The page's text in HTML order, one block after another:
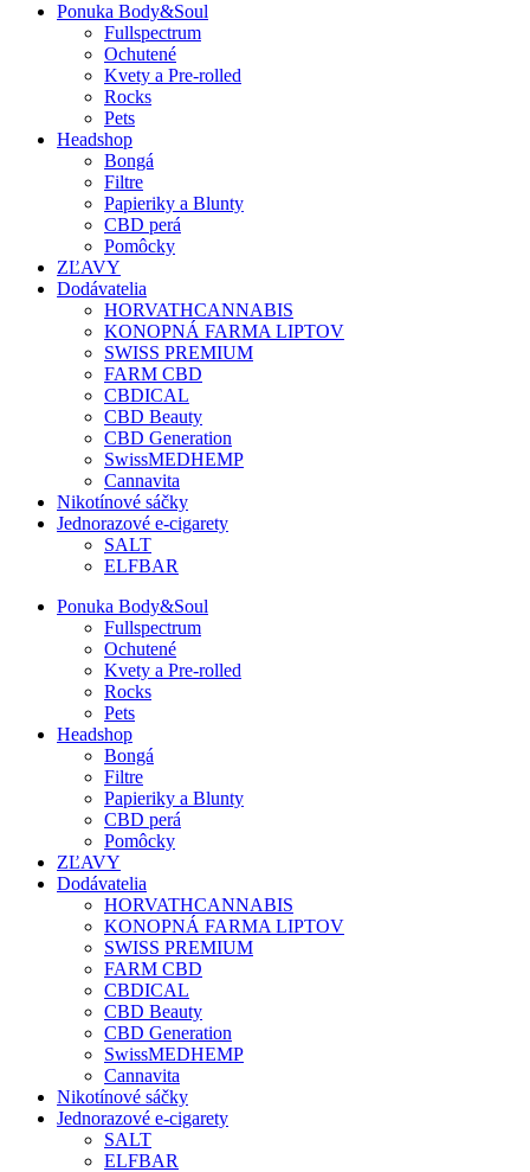
Ponuka Body&Soul
Fullspectrum
Ochutené
Kvety a Pre-rolled
Rocks
Pets
Headshop
Bongá
Filtre
Papieriky a Blunty
CBD perá
Pomôcky
ZĽAVY
Dodávatelia
HORVATHCANNABIS
KONOPNÁ FARMA LIPTOV
SWISS PREMIUM
FARM CBD
CBDICAL
CBD Beauty
CBD Generation
SwissMEDHEMP
Cannavita
Nikotínové sáčky
Jednorazové e-cigarety
SALT
ELFBAR
Ponuka Body&Soul
Fullspectrum
Ochutené
Kvety a Pre-rolled
Rocks
Pets
Headshop
Bongá
Filtre
Papieriky a Blunty
CBD perá
Pomôcky
ZĽAVY
Dodávatelia
HORVATHCANNABIS
KONOPNÁ FARMA LIPTOV
SWISS PREMIUM
FARM CBD
CBDICAL
CBD Beauty
CBD Generation
SwissMEDHEMP
Cannavita
Nikotínové sáčky
Jednorazové e-cigarety
SALT
ELFBAR